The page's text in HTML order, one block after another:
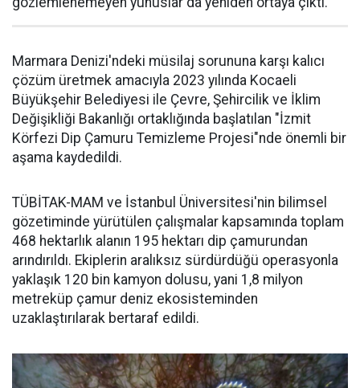
Marmara Denizi'ndeki müsilaj sorununa karşı kalıcı
çözüm üretmek amacıyla 2023 yılında Kocaeli
Büyükşehir Belediyesi ile Çevre, Şehircilik ve İklim
Değişikliği Bakanlığı ortaklığında başlatılan "İzmit
Körfezi Dip Çamuru Temizleme Projesi"nde önemli bir
aşama kaydedildi.
TÜBİTAK-MAM ve İstanbul Üniversitesi'nin bilimsel
gözetiminde yürütülen çalışmalar kapsamında toplam
468 hektarlık alanın 195 hektarı dip çamurundan
arındırıldı. Ekiplerin aralıksız sürdürdüğü operasyonla
yaklaşık 120 bin kamyon dolusu, yani 1,8 milyon
metreküp çamur deniz ekosisteminden
uzaklaştırılarak bertaraf edildi.